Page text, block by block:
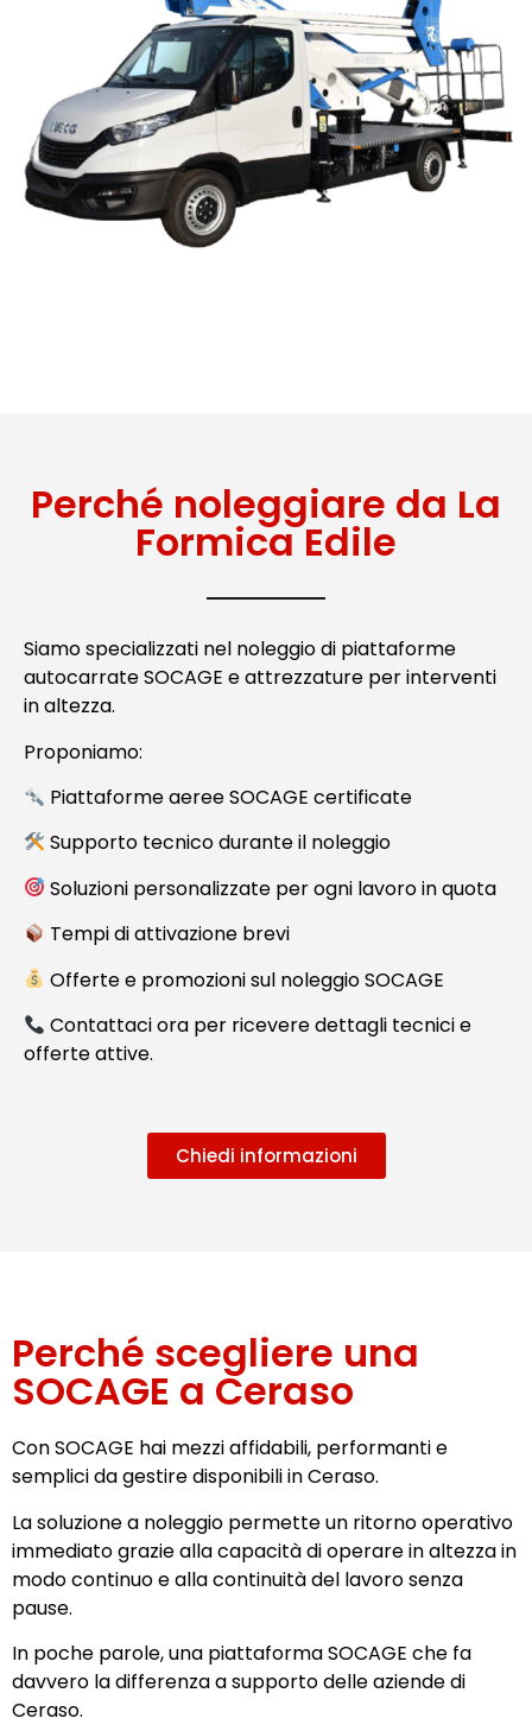
Perché noleggiare da La
Formica Edile
Siamo specializzati nel noleggio di piattaforme
autocarrate SOCAGE e attrezzature per interventi
in altezza.
Proponiamo:
Piattaforme aeree SOCAGE certificate
Supporto tecnico durante il noleggio
Soluzioni personalizzate per ogni lavoro in quota
Tempi di attivazione brevi
Offerte e promozioni sul noleggio SOCAGE
Contattaci ora per ricevere dettagli tecnici e
offerte attive.
Chiedi informazioni
Perché scegliere una
SOCAGE a Ceraso
Con SOCAGE hai mezzi affidabili, performanti e
semplici da gestire disponibili in Ceraso.
La soluzione a noleggio permette un ritorno operativo
immediato grazie alla capacità di operare in altezza in
modo continuo e alla continuità del lavoro senza
pause.
In poche parole, una piattaforma SOCAGE che fa
davvero la differenza a supporto delle aziende di
Ceraso.